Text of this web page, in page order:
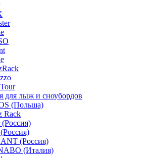
для лыж и сноубордов
(Польша)
Rack
(Россия)
(Россия)
(Италия)